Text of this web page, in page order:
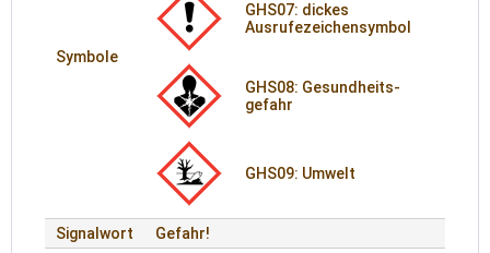
Symbole
GHS07: dickes
Ausrufezeichensymbol
GHS08: Gesund­heits­
gefahr
GHS09: Umwelt
Signalwort Gefahr!